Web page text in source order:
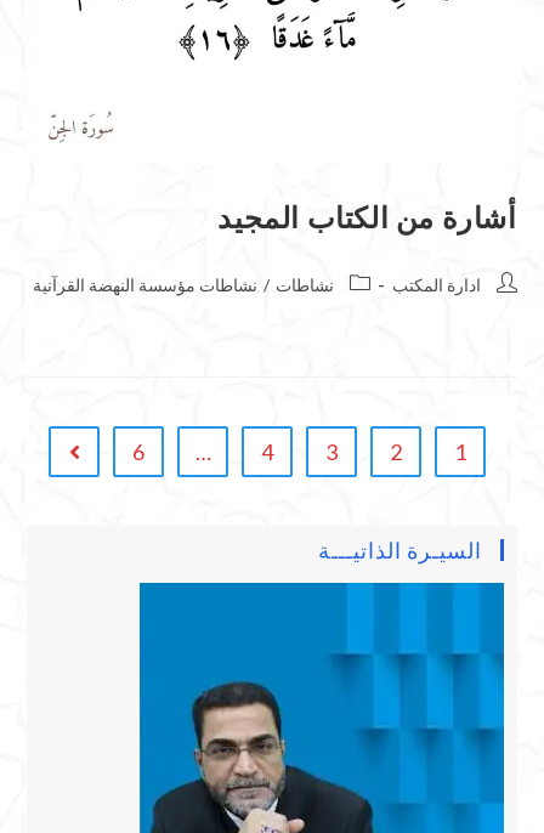
أشارة من الكتاب المجيد
ادارة المكتب نشاطات / نشاطات مؤسسة النهضة القرآنية
1
2
3
4
…
6
السيـرة الذاتيـــة